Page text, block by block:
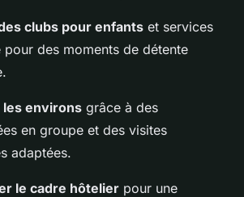
clubs pour enfants et services
pour des moments de détente
les environs grâce à des
en groupe et des visites
adaptées.
le cadre hôtelier pour une